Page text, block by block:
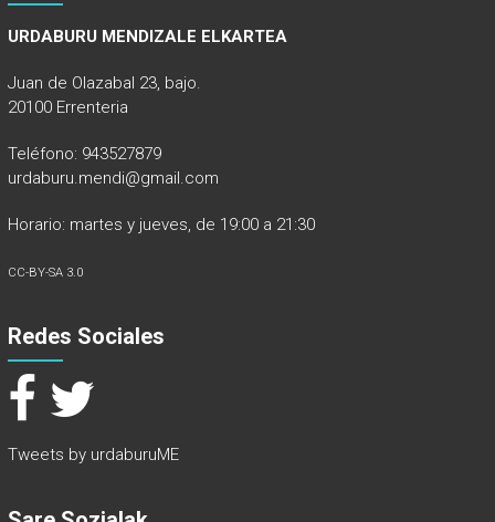
URDABURU MENDIZALE ELKARTEA
Juan de Olazabal 23, bajo.
20100 Errenteria
Teléfono: 943527879
urdaburu.mendi@gmail.com
Horario: martes y jueves, de 19:00 a 21:30
CC-BY-SA 3.0
Redes Sociales
Tweets by urdaburuME